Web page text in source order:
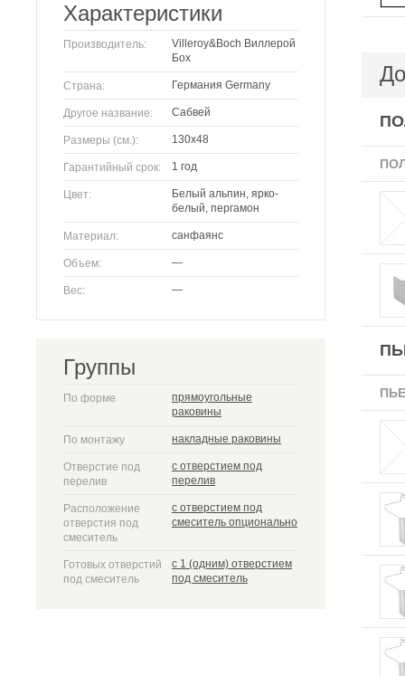
Характеристики
Производитель:
Villeroy&Boch Виллерой
Бох
Страна: Германия Germany
Другое название: Сабвей
Размеры (см.): 130х48
Гарантийный срок: 1 год
Цвет:
Белый альпин, ярко-
белый, пергамон
Материал: санфаянс
Объем: —
Вес: —
Группы
По форме
прямоугольные
раковины
По монтажу накладные раковины
Отверстие под
перелив
с отверстием под
перелив
Расположение
отверстия под
смеситель
с отверстием под
смеситель опционально
Готовых отверстий
под смеситель
с 1 (одним) отверстием
под смеситель